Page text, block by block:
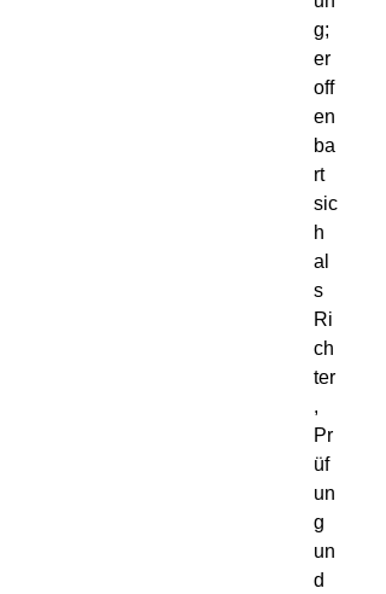
g;
er
off
en
ba
rt
sic
h
al
s
Ri
ch
ter
,
Pr
üf
un
g
un
d